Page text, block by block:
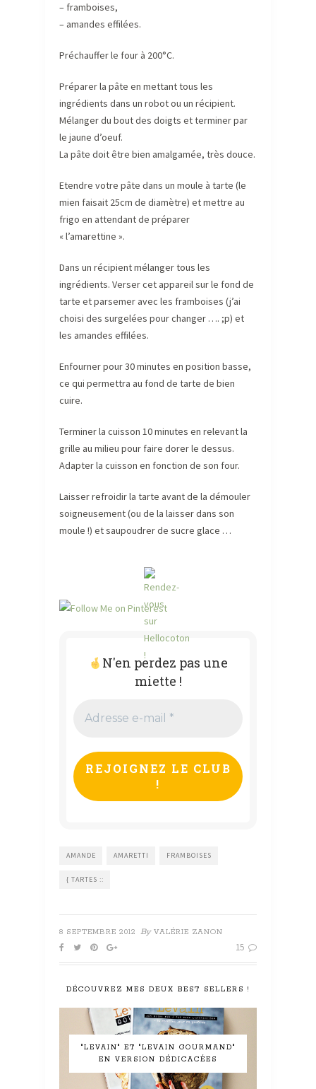
– framboises,
– amandes effilées.
Préchauffer le four à 200°C.
Préparer la pâte en mettant tous les
ingrédients dans un robot ou un récipient.
Mélanger du bout des doigts et terminer par
le jaune d’oeuf.
La pâte doit être bien amalgamée, très douce.
Etendre votre pâte dans un moule à tarte (le
mien faisait 25cm de diamètre) et mettre au
frigo en attendant de préparer
« l’amarettine ».
Dans un récipient mélanger tous les
ingrédients. Verser cet appareil sur le fond de
tarte et parsemer avec les framboises (j’ai
choisi des surgelées pour changer …. ;p) et
les amandes effilées.
Enfourner pour 30 minutes en position basse,
ce qui permettra au fond de tarte de bien
cuire.
Terminer la cuisson 10 minutes en relevant la
grille au milieu pour faire dorer le dessus.
Adapter la cuisson en fonction de son four.
Laisser refroidir la tarte avant de la démouler
soigneusement (ou de la laisser dans son
moule !) et saupoudrer de sucre glace …
N'en perdez pas une
miette !
e-
*
AMANDE AMARETTI FRAMBOISES
{ TARTES ::
8 SEPTEMBRE 2012 By VALÉRIE ZANON
15
DÉCOUVREZ MES DEUX BEST SELLERS !
"LEVAIN" ET "LEVAIN GOURMAND"
EN VERSION DÉDICACÉES